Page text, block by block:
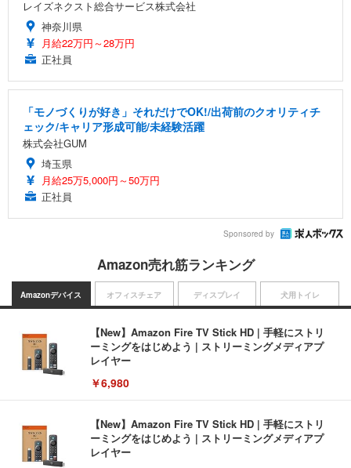
レイズネクスト総合サービス株式会社
神奈川県
月給22万円～28万円
正社員
「モノづくりが好き」それだけでOK!/出荷前のクオリティチ
ェック/キャリア形成可能/未経験活躍
株式会社GUM
埼玉県
月給25万5,000円～50万円
正社員
Sponsored by
Amazon売れ筋ランキング
Amazonデバイス
【New】Amazon Fire TV Stick HD | 手軽にストリ
ーミングをはじめよう | ストリーミングメディアプ
レイヤー
￥6,980
【New】Amazon Fire TV Stick HD | 手軽にストリ
ーミングをはじめよう | ストリーミングメディアプ
レイヤー
オフィスチェア ディスプレイ 犬用トイレ